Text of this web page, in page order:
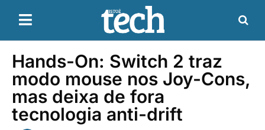
Hands-On: Switch 2 traz
modo mouse nos Joy-Cons,
mas deixa de fora
tecnologia anti-drift